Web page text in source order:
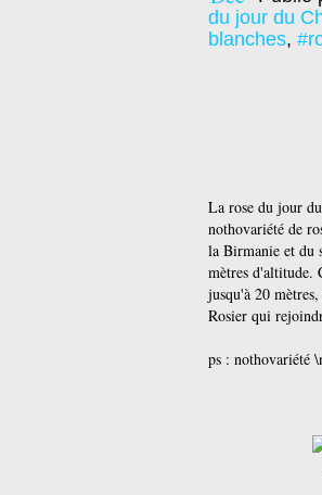
du jour du
blanches,
La rose du jour
nothovariété de
la Birmanie et du
mètres d'altitude.
jusqu'à 20
Rosier qui
ps : nothovariété